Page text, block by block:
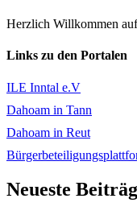
Herzlich Willkommen
Links zu den Portalen
ILE Inntal e.V
Dahoam in Tann
Dahoam in Reut
Neueste